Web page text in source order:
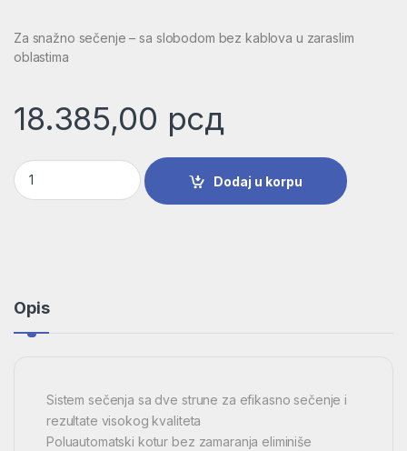
Za snažno sečenje – sa slobodom bez kablova u zaraslim
oblastima
18.385,00 рсд
AdvancedGrassCut 36 Aku.trimer za travu SOLO |
Dodaj u korpu
Opis
Sistem sečenja sa dve strune za efikasno sečenje i
rezultate visokog kvaliteta
Poluautomatski kotur bez zamaranja eliminiše